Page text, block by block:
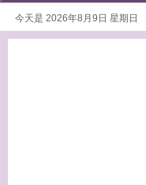
今天是 2026年8月9日 星期日